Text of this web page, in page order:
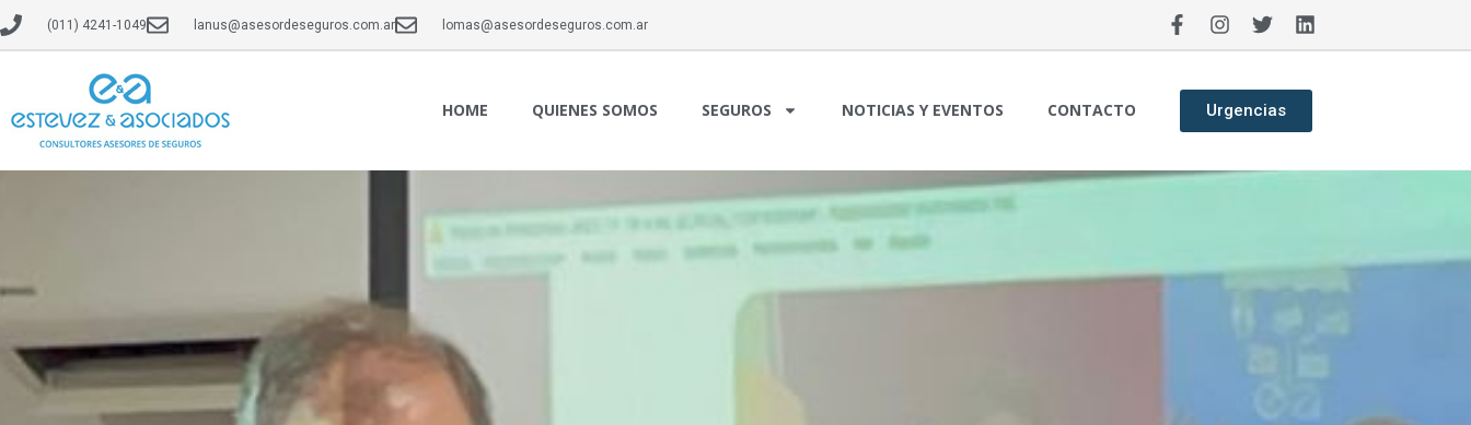
(011) 4241-1049 lanus@asesordeseguros.com.ar lomas@asesordeseguros.com.ar
HOME QUIENES SOMOS SEGUROS NOTICIAS Y EVENTOS CONTACTO Urgencias